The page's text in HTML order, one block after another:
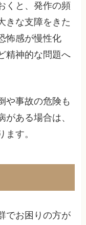
くと、発作の頻
きな支障をきた
怖感が慢性化
精神的な問題へ
や事故の危険も
ある場合は、
す。
でお困りの方が